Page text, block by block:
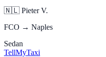
🇳🇱 Pieter V.
FCO → Naples
Sedan
TellMyTaxi